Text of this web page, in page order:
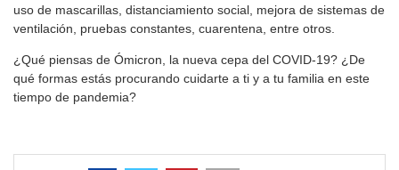
uso de mascarillas, distanciamiento social, mejora de sistemas de
ventilación, pruebas constantes, cuarentena, entre otros.
¿Qué piensas de Ómicron, la nueva cepa del COVID-19? ¿De
qué formas estás procurando cuidarte a ti y a tu familia en este
tiempo de pandemia?